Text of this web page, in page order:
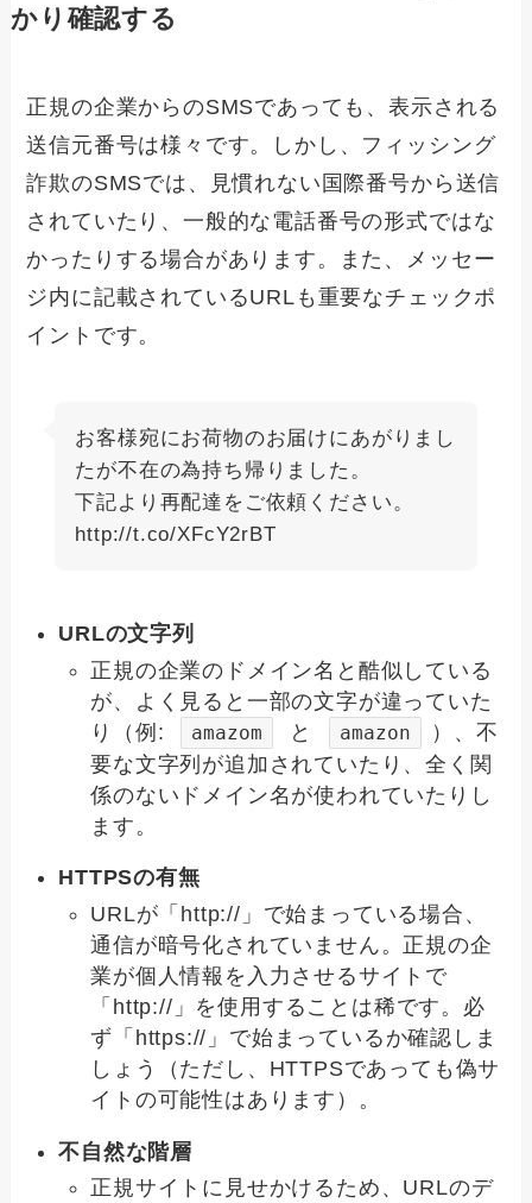
かり確認する
正規の企業からのSMSであっても、表示される
送信元番号は様々です。しかし、フィッシング
詐欺のSMSでは、見慣れない国際番号から送信
されていたり、一般的な電話番号の形式ではな
かったりする場合があります。また、メッセー
ジ内に記載されているURLも重要なチェックポ
イントです。
お客様宛にお荷物のお届けにあがりまし
たが不在の為持ち帰りました。
下記より再配達をご依頼ください。
http://t.co/XFcY2rBT
URLの文字列
正規の企業のドメイン名と酷似している
が、よく見ると一部の文字が違っていた
り（例:
amazom と amazon
）、不
要な文字列が追加されていたり、全く関
係のないドメイン名が使われていたりし
ます。
HTTPSの有無
URLが「http://」で始まっている場合、
通信が暗号化されていません。正規の企
業が個人情報を入力させるサイトで
「http://」を使用することは稀です。必
ず「https://」で始まっているか確認しま
しょう（ただし、HTTPSであっても偽サ
イトの可能性はあります）。
不自然な階層
正規サイトに見せかけるため、URLのデ